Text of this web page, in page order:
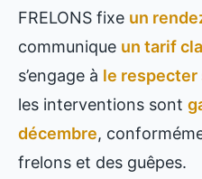
FRELONS fixe un
communique un tarif
s’engage à le respecter
les interventions sont
décembre,
frelons et des guêpes.